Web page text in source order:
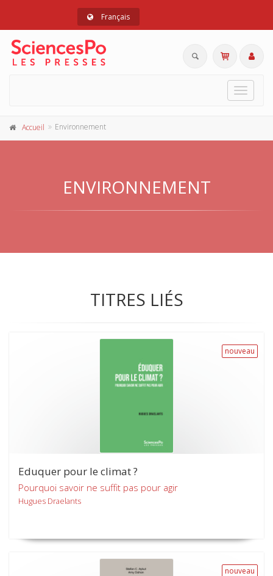
Français
Toggle
Accueil Environnement
ENVIRONNEMENT
TITRES LIÉS
nouveau
Eduquer pour le climat ?
Pourquoi savoir ne suffit pas pour agir
Hugues Draelants
nouveau